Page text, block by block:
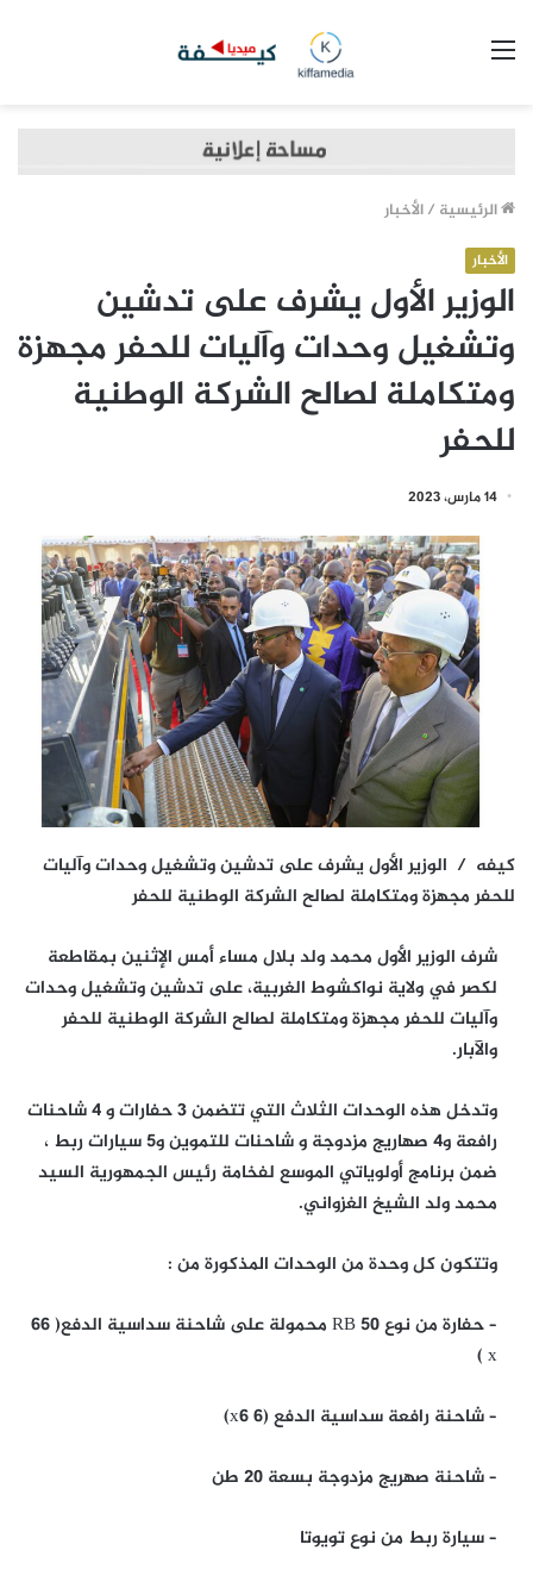
الرئيسية /الأخبار
الأخبار
الوزير الأول يشرف على تدشين
وتشغيل وحدات وآليات للحفر مجهزة
ومتكاملة لصالح الشركة الوطنية
للحفر
14 مارس، 2023
كيفه / الوزير الأول يشرف على تدشين وتشغيل وحدات وآليات
للحفر مجهزة ومتكاملة لصالح الشركة الوطنية للحفر
شرف الوزير الأول محمد ولد بلال مساء أمس الإثنين بمقاطعة
لكصر في ولاية نواكشوط الغربية، على تدشين وتشغيل وحدات
وآليات للحفر مجهزة ومتكاملة لصالح الشركة الوطنية للحفر
والآبار.
وتدخل هذه الوحدات الثلاث التي تتضمن 3 حفارات و 4 شاحنات
رافعة و4 صهاريج مزدوجة و شاحنات للتموين و5 سيارات ربط ،
ضمن برنامج أولوياتي الموسع لفخامة رئيس الجمهورية السيد
محمد ولد الشيخ الغزواني.
وتتكون كل وحدة من الوحدات المذكورة من :
– حفارة من نوع RB 50 محمولة على شاحنة سداسية الدفع( 66
x )
– شاحنة رافعة سداسية الدفع (6 x6)
– شاحنة صهريج مزدوجة بسعة 20 طن
– سيارة ربط من نوع تويوتا